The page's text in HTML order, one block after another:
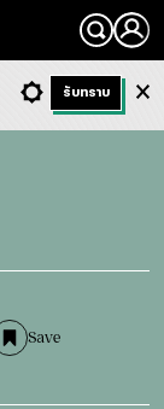
Search
Save
Dark ฟังข่าว
รับทราบ